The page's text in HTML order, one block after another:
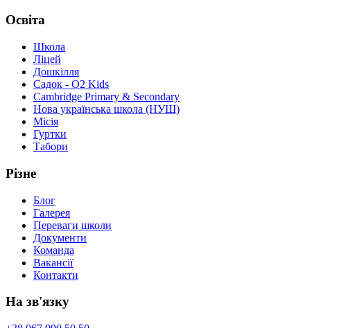
Освіта
Школа
Ліцей
Дошкілля
Садок - O2 Kids
Cambridge Primary & Secondary
Нова українська школа (НУШ)
Місія
Гуртки
Табори
Різне
Блог
Галерея
Переваги школи
Документи
Команда
Вакансії
Контакти
На зв'язку